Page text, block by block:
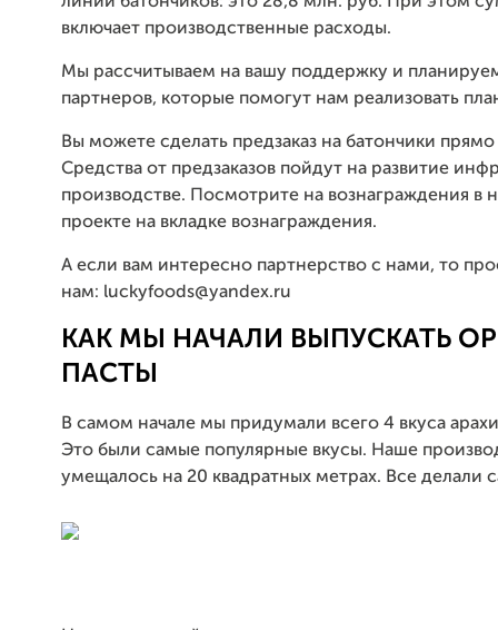
включает производственные расходы.
Мы рассчитываем на вашу поддержку и
партнеров, которые помогут нам реализовать
Вы можете сделать предзаказ на батончики прямо
Средства от предзаказов пойдут на развитие
производстве. Посмотрите на вознаграждения в
проекте на вкладке вознаграждения.
А если вам интересно партнерство с нами, то
нам: luckyfoods@yandex.ru
КАК МЫ НАЧАЛИ ВЫПУСКАТЬ
ПАСТЫ
В самом начале мы придумали всего 4 вкуса
Это были самые популярные вкусы. Наше
умещалось на 20 квадратных метрах. Все делали